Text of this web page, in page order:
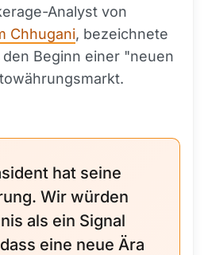
Analyst von
Chhugani, bezeichnete
Beginn einer "neuen
hat seine
Wir würden
als ein Signal
eine neue Ära